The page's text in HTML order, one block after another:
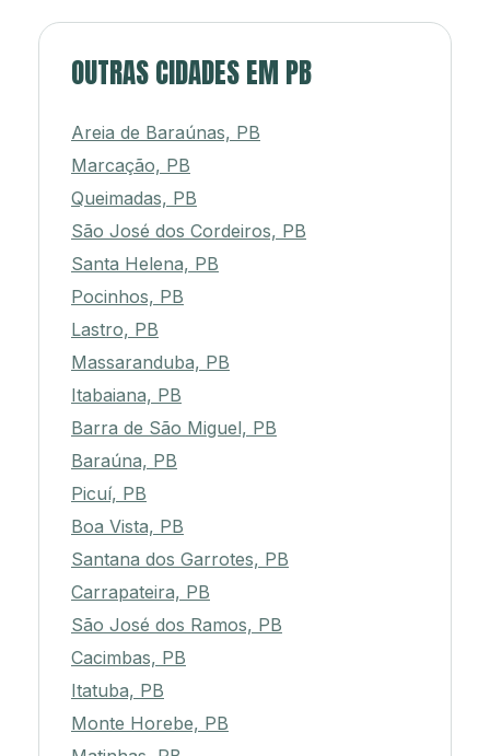
OUTRAS CIDADES EM PB
Areia de Baraúnas, PB
Marcação, PB
Queimadas, PB
São José dos Cordeiros, PB
Santa Helena, PB
Pocinhos, PB
Lastro, PB
Massaranduba, PB
Itabaiana, PB
Barra de São Miguel, PB
Baraúna, PB
Picuí, PB
Boa Vista, PB
Santana dos Garrotes, PB
Carrapateira, PB
São José dos Ramos, PB
Cacimbas, PB
Itatuba, PB
Monte Horebe, PB